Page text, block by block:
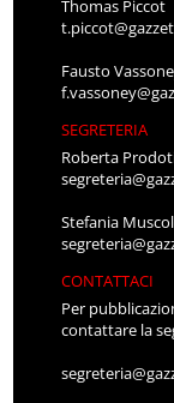
Thomas Piccot
Fausto
SEGRETERIA
Roberta
Stefania
CONTATTACI
Per
contattare la